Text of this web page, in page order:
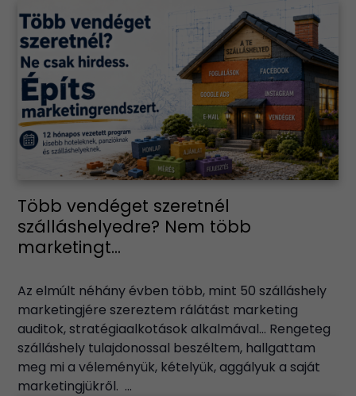
Több vendéget szeretnél
szálláshelyedre? Nem több
marketingt...
Az elmúlt néhány évben több, mint 50 szálláshely
marketingjére szereztem rálátást marketing
auditok, stratégiaalkotások alkalmával… Rengeteg
szálláshely tulajdonossal beszéltem, hallgattam
meg mi a véleményük, kételyük, aggályuk a saját
marketingjükről. ...